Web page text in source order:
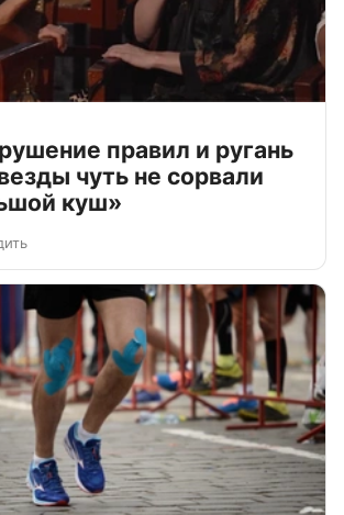
правил и ругань
чуть не сорвали
куш»